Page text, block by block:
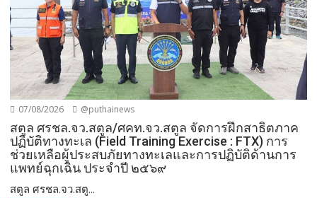
07/08/2026 @puthainews
สตูล ศรชล.จว.สตูล/ศคท.จว.สตูล จัดการฝึกสาธิตภาค
ปฏิบัติทางทะเล (Field Training Exercise : FTX) การ
ช่วยเหลือผู้ประสบภัยทางทะเลและการปฏิบัติด้านการ
แพทย์ฉุกเฉิน ประจำปี ๒๕๖๙
สตูล ศรชล.จว.สตู...